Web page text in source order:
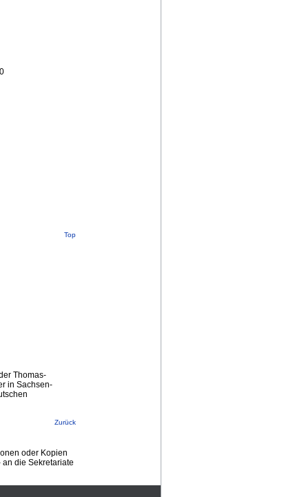
Top
Thomas-
in Sachsen-
Zurück
oder Kopien
die Sekretariate